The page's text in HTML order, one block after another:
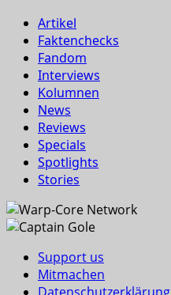
Artikel
Faktenchecks
Fandom
Interviews
Kolumnen
News
Reviews
Specials
Spotlights
Stories
Support us
Mitmachen